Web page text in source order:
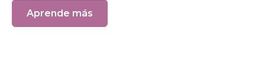
Aprende más